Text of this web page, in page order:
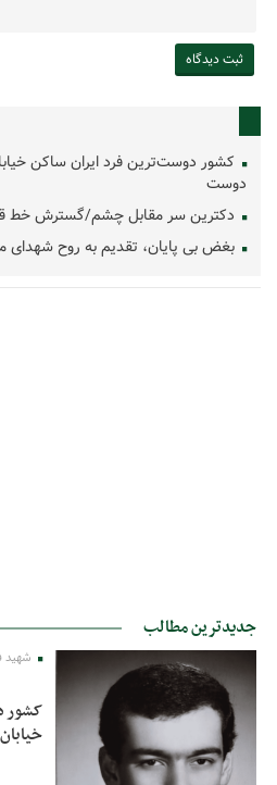
کشور دوست‌ترین فرد ایران ساکن
دوست
دکترین سر مقابل چشم/گسترش خط
بغض بی پایان، تقدیم به روح شهدای
جدیدترین مطالب
شهید
کشور